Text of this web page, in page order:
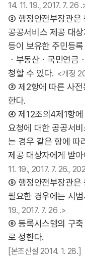
14. 11. 19., 2017. 7. 26
② 행정안전부장관은
공공서비스 제공 대
등이 보유한 주민등
ㆍ부동산ㆍ국민연금
청할 수 있다. <개정
③ 제2항에 따른 사전
한다.
④ 제12조의4제1항에
요청에 대한 공공서
는 경우 같은 항에 따
제공 대상자에게 받
11. 19., 2017. 7. 26.,
⑤ 행정안전부장관은
필요한 경우에는 시
19., 2017. 7. 26 .>
⑥ 등록시스템의 구축
로 정한다.
[본조신설 2014. 1. 28.]